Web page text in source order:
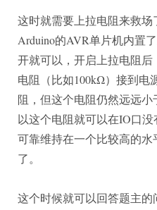
这时就需要上拉电阻来救场
Arduino的AVR单片机内置
开就可以，开启上拉电阻
电阻（比如100kΩ）接到电
阻，但这个电阻仍然远远
以这个电阻就可以在IO口
可靠维持在一个比较高的
了。
这个时候就可以回答题主的